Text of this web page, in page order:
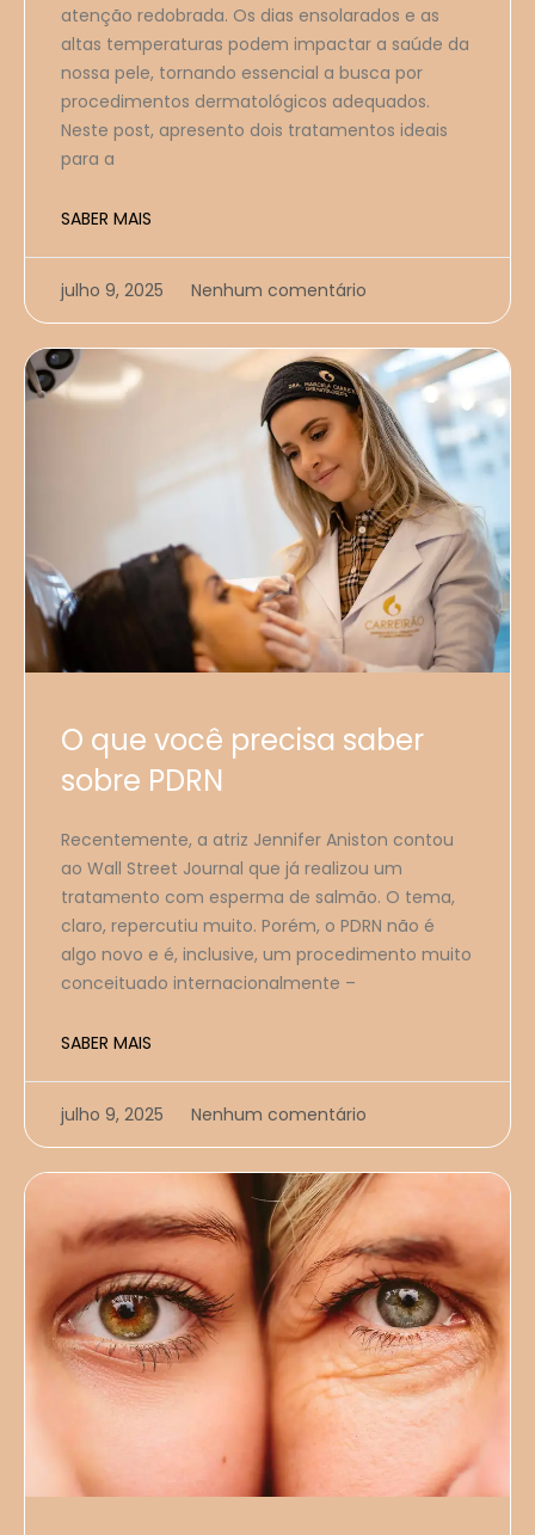
atenção redobrada. Os dias ensolarados e as
altas temperaturas podem impactar a saúde da
nossa pele, tornando essencial a busca por
procedimentos dermatológicos adequados.
Neste post, apresento dois tratamentos ideais
para a
SABER MAIS
julho 9, 2025 Nenhum comentário
O que você precisa saber
sobre PDRN
Recentemente, a atriz Jennifer Aniston contou
ao Wall Street Journal que já realizou um
tratamento com esperma de salmão. O tema,
claro, repercutiu muito. Porém, o PDRN não é
algo novo e é, inclusive, um procedimento muito
conceituado internacionalmente –
SABER MAIS
julho 9, 2025 Nenhum comentário